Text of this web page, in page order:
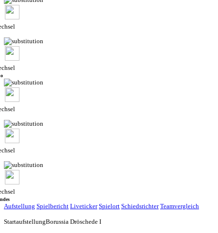
Aufstellung Spielbericht Liveticker Spielort Schiedsrichter Teamvergleich
StartaufstellungBorussia Dröschede I